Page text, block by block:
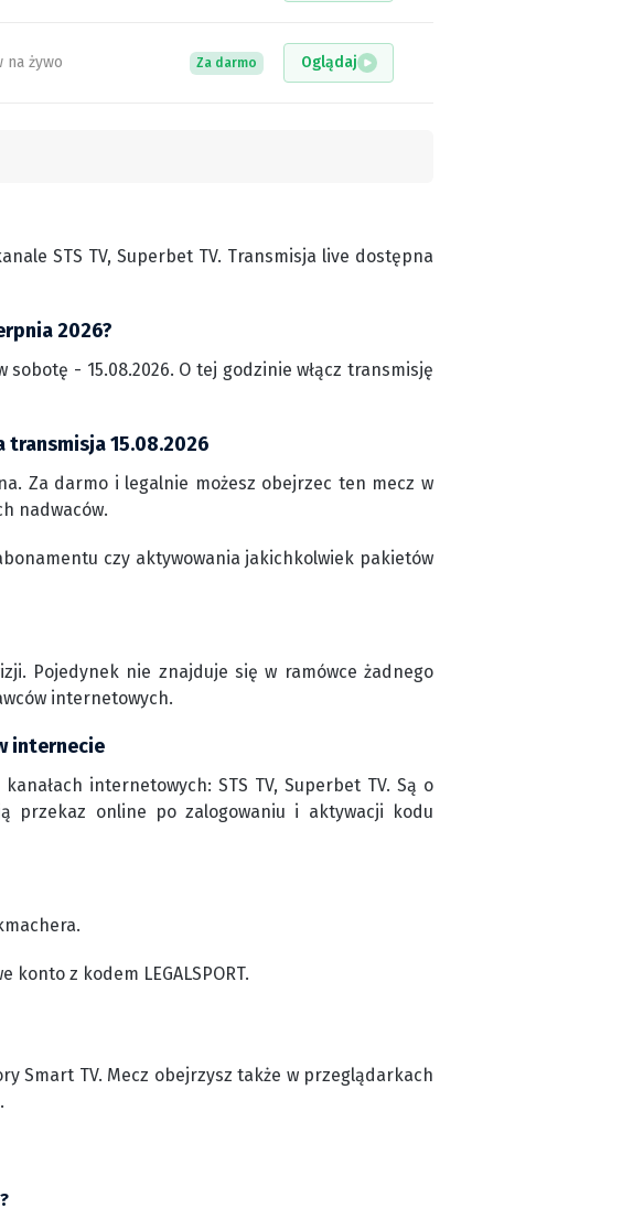
na żywo Za darmo Oglądaj
STS TV, Superbet TV. Transmisja live dostępna
2026?
- 15.08.2026. O tej godzinie włącz transmisję
transmisja 15.08.2026
Za darmo i legalnie możesz obejrzec ten mecz w
nadwaców.
czy aktywowania jakichkolwiek pakietów
Pojedynek nie znajduje się w ramówce żadnego
internetowych.
internecie
internetowych: STS TV, Superbet TV. Są o
przekaz online po zalogowaniu i aktywacji kodu
konto z kodem LEGALSPORT.
Smart TV. Mecz obejrzysz także w przeglądarkach